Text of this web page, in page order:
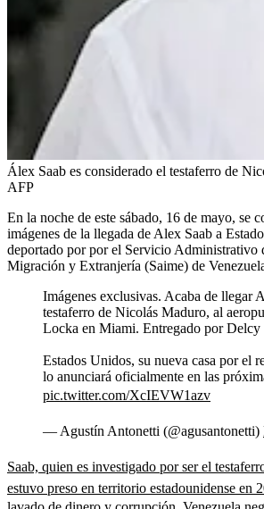
Álex Saab es considerado el testaferro de
AFP
En la noche de este sábado, 16 de mayo, se
imágenes de la llegada de Alex Saab a
deportado por por el Servicio Administrativo
Migración y Extranjería (Saime) de
Imágenes exclusivas. Acaba de llegar
testaferro de Nicolás Maduro, al
Locka en Miami. Entregado por Delcy
Estados Unidos, su nueva casa por el
lo anunciará oficialmente en las
pic.twitter.com/XcIEVW1azv
— Agustín Antonetti (@agusantonetti)
Saab, quien es investigado por ser el
estuvo preso en territorio estadounidense en